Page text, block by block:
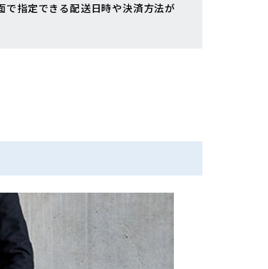
で指定できる配送日時や決済方法が